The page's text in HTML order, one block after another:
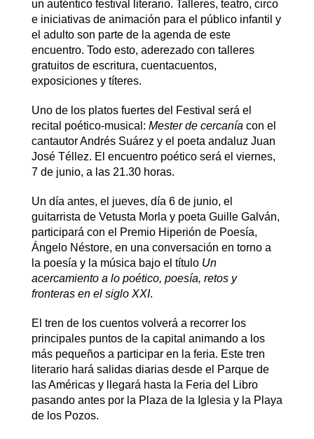
un auténtico festival literario. Talleres, teatro, circo
e iniciativas de animación para el público infantil y
el adulto son parte de la agenda de este
encuentro. Todo esto, aderezado con talleres
gratuitos de escritura, cuentacuentos,
exposiciones y títeres.
Uno de los platos fuertes del Festival será el
recital poético-musical: Mester de cercanía con el
cantautor Andrés Suárez y el poeta andaluz Juan
José Téllez. El encuentro poético será el viernes,
7 de junio, a las 21.30 horas.
Un día antes, el jueves, día 6 de junio, el
guitarrista de Vetusta Morla y poeta Guille Galván,
participará con el Premio Hiperión de Poesía,
Ángelo Néstore, en una conversación en torno a
la poesía y la música bajo el título Un
acercamiento a lo poético, poesía, retos y
fronteras en el siglo XXI.
El tren de los cuentos volverá a recorrer los
principales puntos de la capital animando a los
más pequeños a participar en la feria. Este tren
literario hará salidas diarias desde el Parque de
las Américas y llegará hasta la Feria del Libro
pasando antes por la Plaza de la Iglesia y la Playa
de los Pozos.